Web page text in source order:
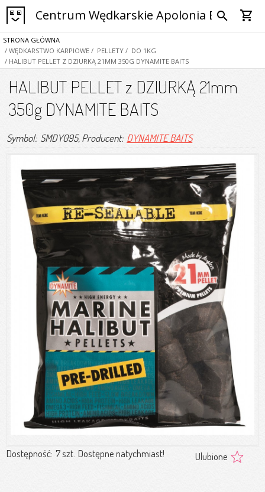
Centrum Wędkarskie Apolonia Bytom
search shopping_cart
STRONA GŁÓWNA
/ WĘDKARSTWO KARPIOWE / PELLETY / DO 1KG
/ HALIBUT PELLET Z DZIURKĄ 21MM 350G DYNAMITE BAITS
HALIBUT PELLET z DZIURKĄ 21mm
350g DYNAMITE BAITS
Symbol: SMDY095, Producent: DYNAMITE BAITS
Dostępność: 7 szt. Dostępne natychmiast! Ulubione